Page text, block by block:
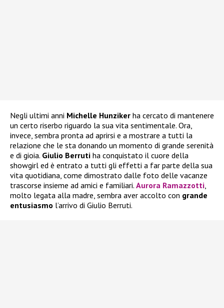
Negli ultimi anni Michelle Hunziker ha cercato di mantenere
un certo riserbo riguardo la sua vita sentimentale. Ora,
invece, sembra pronta ad aprirsi e a mostrare a tutti la
relazione che le sta donando un momento di grande serenità
e di gioia. Giulio Berruti ha conquistato il cuore della
showgirl ed è entrato a tutti gli effetti a far parte della sua
vita quotidiana, come dimostrato dalle foto delle vacanze
trascorse insieme ad amici e familiari. Aurora Ramazzotti,
molto legata alla madre, sembra aver accolto con grande
entusiasmo l’arrivo di Giulio Berruti.